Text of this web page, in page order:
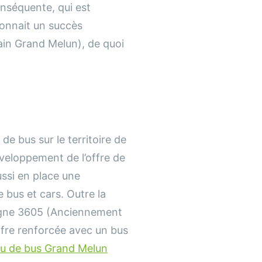
qui est
un succès
Grand Melun), de quoi
bus sur le territoire de
de l’offre de
en place une
bus et cars. Outre la
3605 (Anciennement
renforcée avec un bus
de bus Grand Melun